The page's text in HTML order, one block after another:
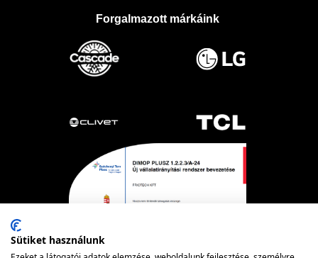
Forgalmazott márkáink
Sütiket használunk